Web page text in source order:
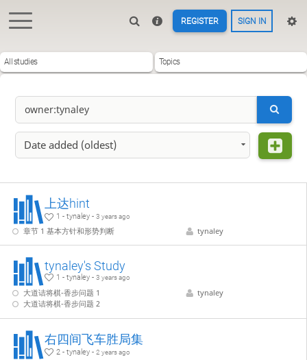
REGISTER SIGN IN
All studies Topics
Date added (oldest)
上达hint
1 - tynaley -3 years ago
章节 1 基本方针和形势判断 tynaley
tynaley's Study
1 - tynaley -3 years ago
大道诘将棋-香步问题 1
大道诘将棋-香步问题 2
tynaley
右四间飞车胜局集
2 - tynaley -2 years ago